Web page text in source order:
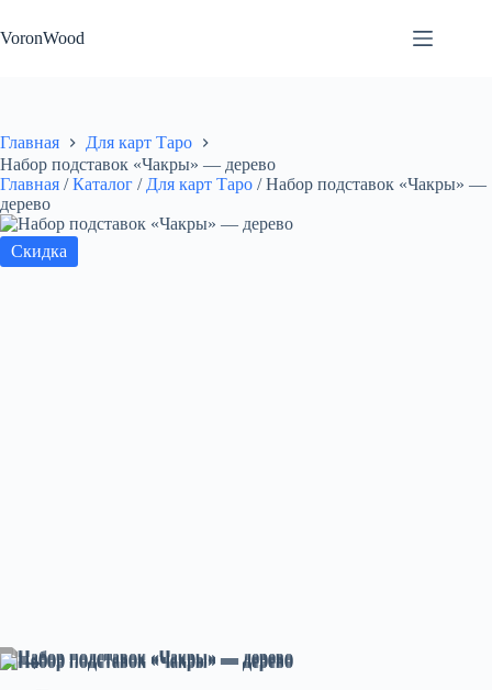
к
сути
VoronWood
Главная
Для карт Таро
Набор подставок «Чакры» — дерево
Главная / Каталог / Для карт Таро / Набор подставок «Чакры» —
дерево
Скидка